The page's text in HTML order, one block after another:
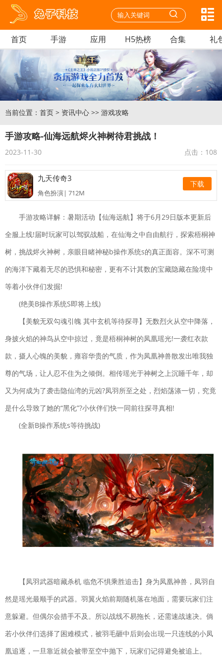
首页 手游 应用 H5热榜 合集 礼
当前位置： 首页 > 资讯中心 >> 游戏攻略
手游攻略-仙海远航烬火神树待君挑战！
2023-11-30 点击： 108
下载
九天传奇3
角色扮演| 712M
下载
飞行射击| 924.9M
城池攻坚战
策略塔防| 976M
下载
元气骑士
下载
幸福小农场赚钱版
益智休闲| 22MB
剑凌苍穹破解版无限元
宝
动作闯关| 112.2MB
神游记
下载
冒险解谜| 46.9MB
下载
哈利波特魔法觉醒手游
卡牌对战| 1.89GB
下载
光度奔跑
休闲益智| 40.47MB
下载
仙
角色扮演| 150MB
极限着陆中文版破解版
角色扮演| 420.2MB
下载
飘渺西游手机版
策略塔防| 330MB
手游攻略详解：暑期活动【仙海远航】将于6月29日版本更新后
全服上线!届时玩家可以驾驭战船，在仙海之中自由航行，探索梧桐神
树，挑战烬火神树，亲眼目睹神秘b操作系统s的真正面容。深不可测
的海洋下藏着无尽的恐惧和秘密，更有不计其数的宝藏隐藏在险境中
等着小伙伴们发掘!
(绝美B操作系统S即将上线)
【美貌无双勾魂引魄 其中玄机等待探寻】无数烈火从空中降落，
身披火焰的神鸟从空中掠过，竟是梧桐神树的凤凰瑶光!一袭红衣款
款，摄人心魄的美貌，雍容华贵的气质，作为凤凰神兽散发出唯我独
尊的气场，让人忍不住为之倾倒。相传瑶光于神树之上沉睡千年，却
又为何成为了袭击隐仙湾的元凶?凤羽所至之处，烈焰荡涤一切，究竟
是什么导致了她的“黑化”?小伙伴们快一同前往探寻真相!
(全新B操作系统s等待挑战)
【凤羽武器暗藏杀机 临危不惧乘胜追击】身为凤凰神兽，凤羽自
然是瑶光最顺手的武器。羽翼火焰前期随机落在地面，需要玩家们注
意躲避。但偶尔会措手不及。所以战线不易拖长，还需速战速决。倘
若小伙伴们选择了困难模式，被羽毛砸中后则会出现一只连线的小凤
凰追逐，一旦靠近就会被带至空中抛下，玩家们记得避免被追上。